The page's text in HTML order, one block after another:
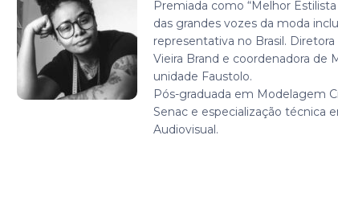
Premiada como “Melhor
das grandes vozes da moda
representativa no Brasil. Diretora
Vieira Brand e coordenadora de
unidade Faustolo.
Pós-graduada em Modelagem
Senac e especialização técnica
Audiovisual.